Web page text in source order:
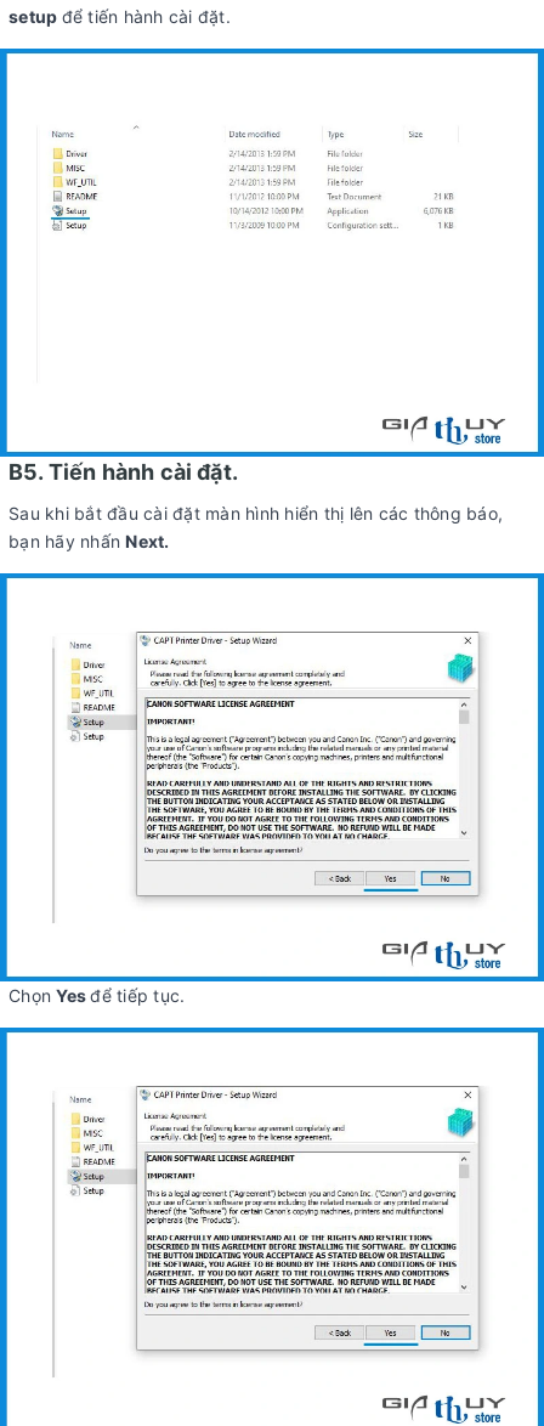
setup để tiến hành cài đặt.
B5. Tiến hành cài đặt.
Sau khi bắt đầu cài đặt màn hình hiển thị lên các thông báo,
bạn hãy nhấnNext.
ChọnYesđể tiếp tục.